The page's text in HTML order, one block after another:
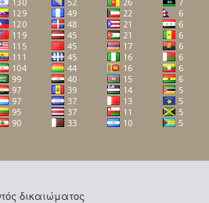
δικαιώματος